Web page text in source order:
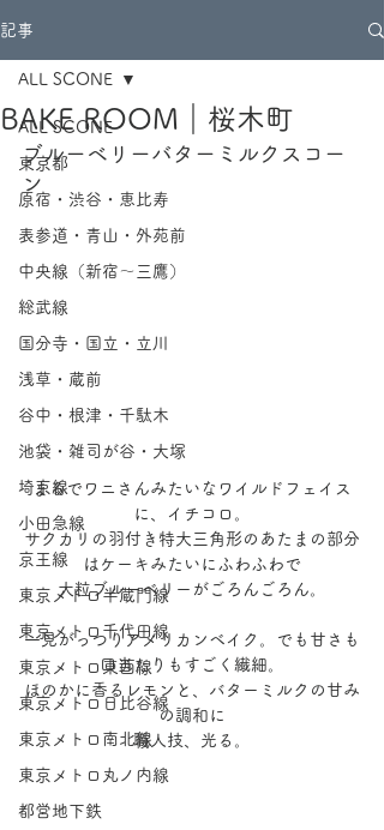
記事
ALL SCONE
東京都
原宿・渋谷・恵比寿
表参道・青山・外苑前
中央線（新宿～三鷹）
総武線
国分寺・国立・立川
浅草・蔵前
谷中・根津・千駄木
池袋・雑司が谷・大塚
埼京線
小田急線
京王線
東京メトロ半蔵門線
東京メトロ千代田線
東京メトロ東西線
東京メトロ日比谷線
東京メトロ南北線
東京メトロ丸ノ内線
都営地下鉄
ALL SCONE
BAKE ROOM｜桜木町
ブルーベリーバターミルクスコー
ン
まるでワニさんみたいなワイルドフェイス
に、イチコロ。
サクカリの羽付き特大三角形のあたまの部分
はケーキみたいにふわふわで
大粒ブルーベリーがごろんごろん。
一見がっつりアメリカンベイク。でも甘さも
口当たりもすごく繊細。
ほのかに香るレモンと、バターミルクの甘み
の調和に
職人技、光る。